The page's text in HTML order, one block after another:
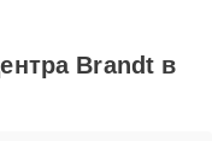
Brandt в